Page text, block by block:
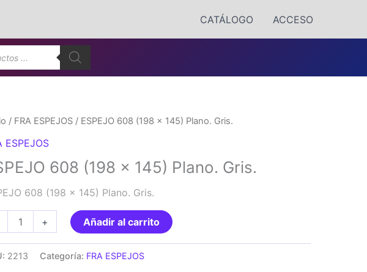
CATÁLOGO ACCESO
/ FRA ESPEJOS / ESPEJO 608 (198 x 145) Plano. Gris.
ESPEJOS
608 (198 x 145) Plano. Gris.
608 (198 x 145) Plano. Gris.
+ Añadir al carrito
2213 Categoría: FRA ESPEJOS